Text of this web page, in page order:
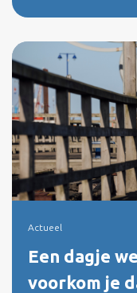
Actueel
Een dagje
voorkom je